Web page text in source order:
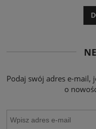
Podaj swój adres e-mail,
o